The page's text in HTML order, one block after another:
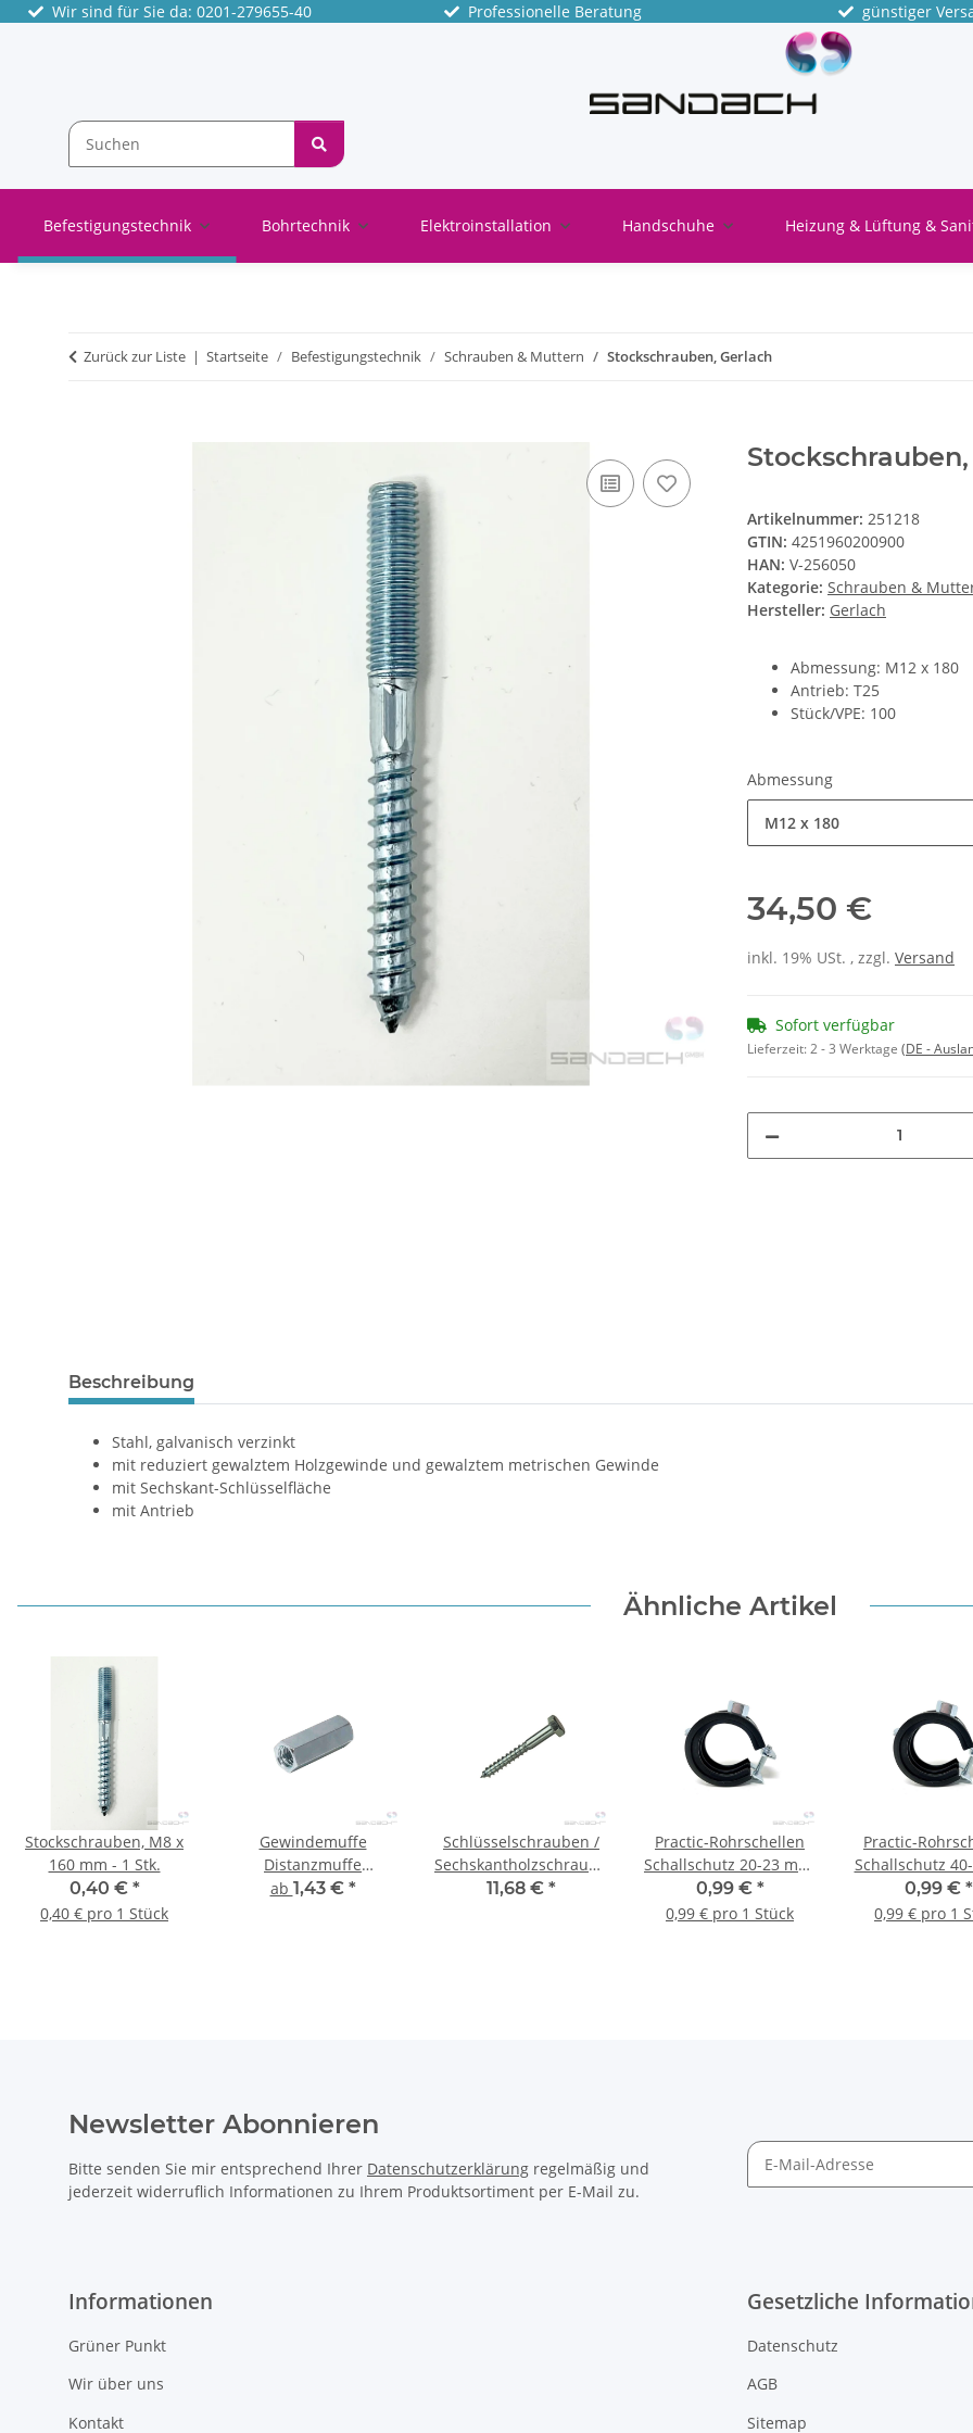
Wir sind für Sie da: 0201-279655-40 Professionelle Beratung günstiger
Befestigungstechnik Bohrtechnik Elektroinstallation Handschuhe Heizung & Lüftung &
Zurück zur Liste Startseite Befestigungstechnik Schrauben & Muttern Stockschrauben, Gerlach
Stockschrauben,
Artikelnummer: 251218
GTIN: 4251960200900
HAN: V-256050
Kategorie: Schrauben &
Hersteller: Gerlach
Abmessung: M12 x 180
Antrieb: T25
Stück/VPE: 100
Abmessung
M12 x 180
34,50 €
inkl. 19% USt. , zzgl. Versand
Sofort verfügbar
Lieferzeit:2 - 3 Werktage (DE -
Beschreibung
Stahl, galvanisch verzinkt
mit reduziert gewalztem Holzgewinde und gewalztem metrischen Gewinde
mit Sechskant-Schlüsselfläche
mit Antrieb
Ähnliche Artikel
Stockschrauben, M8 x
160 mm - 1 Stk.
0,40 € *
0,40 € pro 1 Stück
Gewindemuffe
Distanzmuffe
Sechskant - 10 Stück
ab 1,43 € *
Schlüsselschrauben /
Sechskantholzschrauben
10 x 100 mm,
11,68 € *
Practic-Rohrschellen
Schallschutz 20-23 mm,
1/2" - M8/M10
0,99 € *
0,99 € pro 1 Stück
Practic-
Schallschutz
- 1 1/4"
0,99 € *
0,99 € pro 1
Newsletter Abonnieren
Bitte senden Sie mir entsprechend Ihrer Datenschutzerklärung regelmäßig und
jederzeit widerruflich Informationen zu Ihrem Produktsortiment per E-Mail zu.
Informationen
Grüner Punkt
Wir über uns
Kontakt
Gesetzliche
Datenschutz
AGB
Sitemap